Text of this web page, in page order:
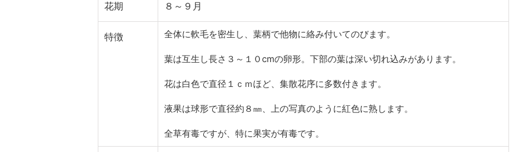
花期 ８～９月
特徴 全体に軟毛を密生し、葉柄で他物に絡み付いてのびます。
葉は互生し長さ３～１０cmの卵形。下部の葉は深い切れ込みがあります。
花は白色で直径１ｃｍほど、集散花序に多数付きます。
液果は球形で直径約８㎜、上の写真のように紅色に熟します。
全草有毒ですが、特に果実が有毒です。